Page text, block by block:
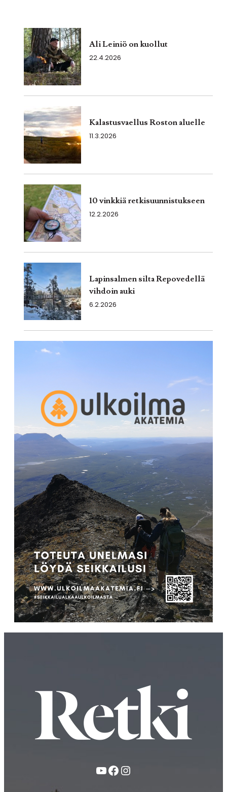
Ali Leiniö on kuollut
22.4.2026
Kalastusvaellus Roston aluelle
11.3.2026
10 vinkkiä retkisuunnistukseen
12.2.2026
Lapinsalmen silta Repovedellä
vihdoin auki
6.2.2026
YouTube
FacebookInstagram